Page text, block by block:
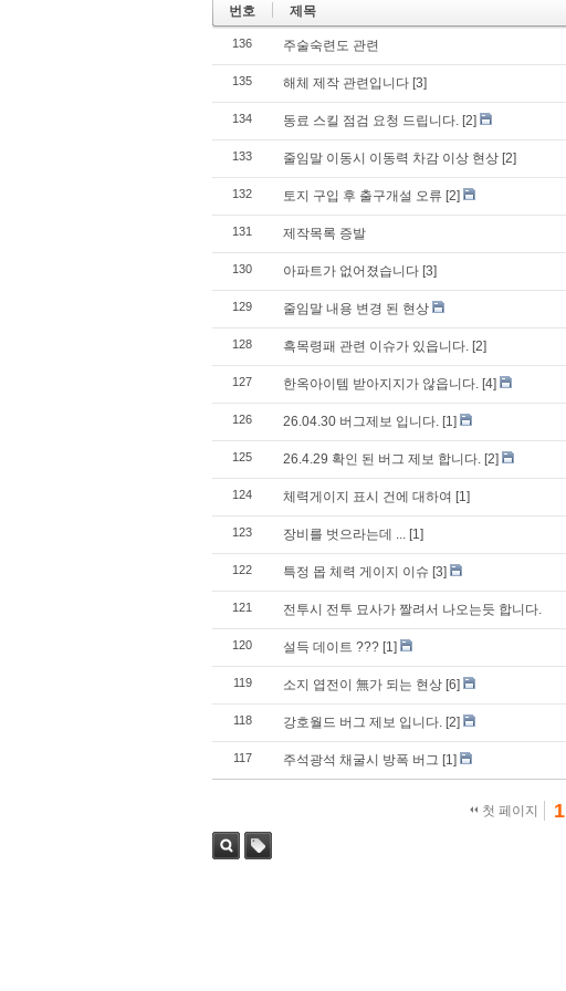
번호 제목
136 주술숙련도 관련
135 해체 제작 관련입니다 [3]
134 동료 스킬 점검 요청 드립니다. [2]
133 줄임말 이동시 이동력 차감 이상 현상 [2]
132 토지 구입 후 출구개설 오류 [2]
131 제작목록 증발
130 아파트가 없어졌습니다 [3]
129 줄임말 내용 변경 된 현상
128 흑목령패 관련 이슈가 있읍니다. [2]
127 한옥아이템 받아지지가 않읍니다. [4]
126 26.04.30 버그제보 입니다. [1]
125 26.4.29 확인 된 버그 제보 합니다. [2]
124 체력게이지 표시 건에 대하여 [1]
123 장비를 벗으라는데 ... [1]
122 특정 몹 체력 게이지 이슈 [3]
121 전투시 전투 묘사가 짤려서 나오는듯 합니다.
120 설득 데이트 ??? [1]
119 소지 엽전이 無가 되는 현상 [6]
118 강호월드 버그 제보 입니다. [2]
117 주석광석 채굴시 방폭 버그 [1]
첫 페이지 1